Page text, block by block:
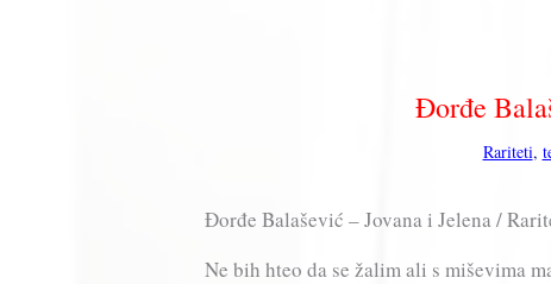
Đorđe
Rariteti,
Đorđe Balašević – Jovana i Jelena /
Ne bih hteo da se žalim ali s miševima